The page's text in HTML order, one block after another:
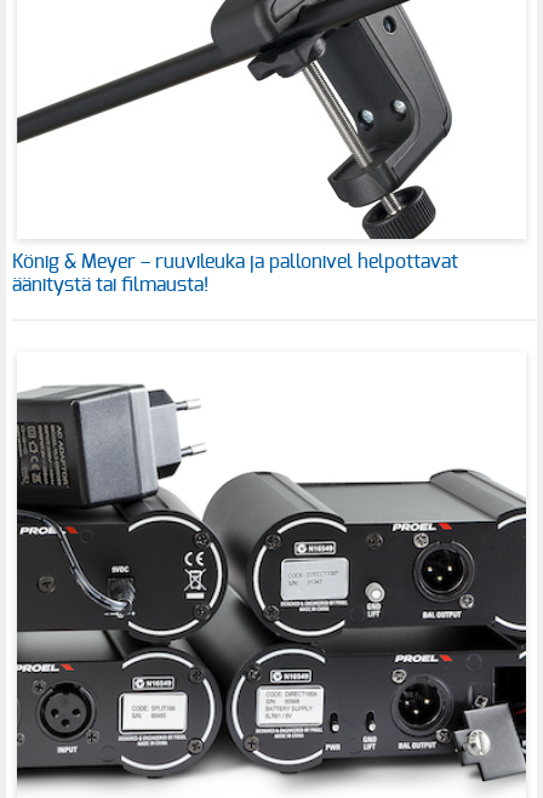
König & Meyer – ruuvileuka ja pallonivel helpottavat
äänitystä tai filmausta!